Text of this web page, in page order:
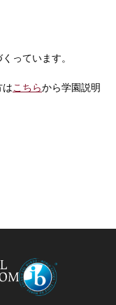
っています。
はこちらから学園説明